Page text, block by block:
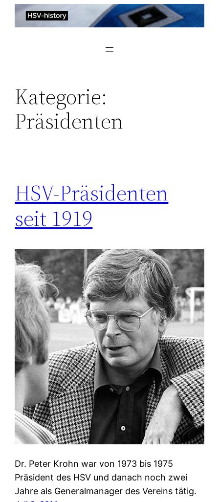
Zum
Inhalt
Kategorie:
Präsidenten
HSV-Präsidenten
seit 1919
Dr. Peter Krohn war von 1973 bis 1975
Präsident des HSV und danach noch zwei
Jahre als Generalmanager des Vereins tätig.